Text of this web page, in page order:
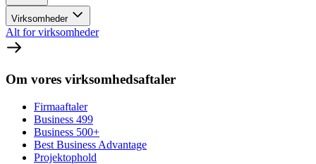
Virksomheder
Alt for virksomheder
Om vores virksomhedsaftaler
Firmaaftaler
Business 499
Business 500+
Best Business Advantage
Projektophold